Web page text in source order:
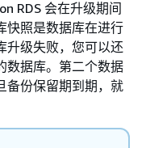
RDS 会在升级期间
快照是数据库在进行
升级失败，您可以还
数据库。第二个数据
备份保留期到期，就